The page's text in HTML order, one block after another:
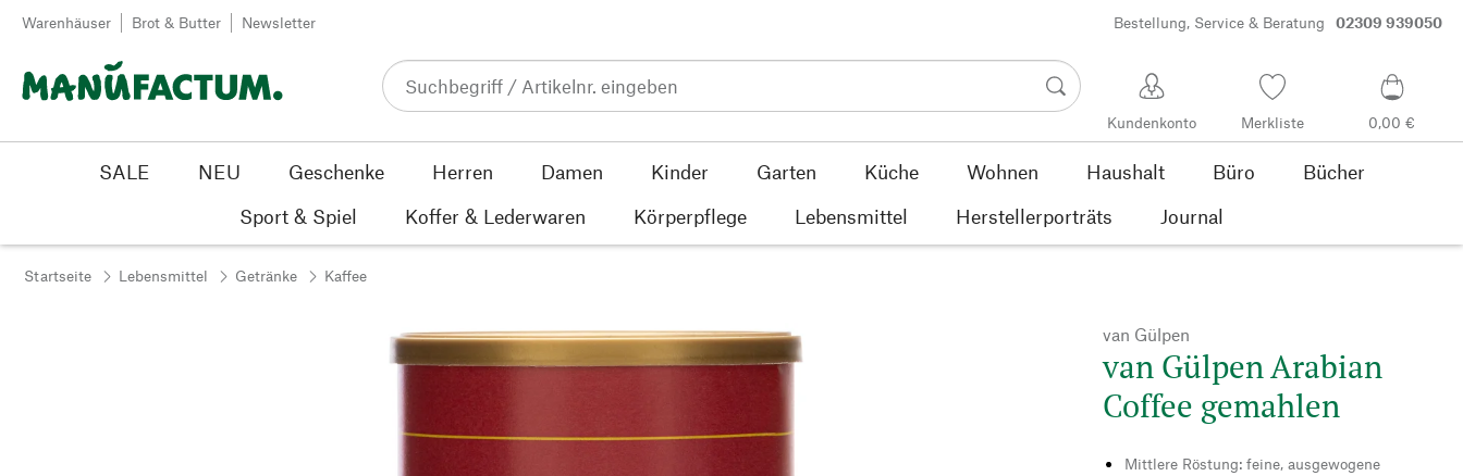
Zum Inhalt springen
Warenhäuser Brot & Butter Newsletter Bestellung, Service & Beratung 02309 939050
Kundenkonto Merkliste 0,00 €
SALE NEU Geschenke Herren Damen Kinder Garten Küche Wohnen Haushalt Büro
Bücher
Sport & Spiel
Koffer & Lederwaren Körperpflege Lebensmittel Herstellerporträts Journal
Startseite Lebensmittel Getränke Kaffee
van Gülpen
van Gülpen Arabian
Coffee gemahlen
Mittlere Röstung: feine, ausgewogene